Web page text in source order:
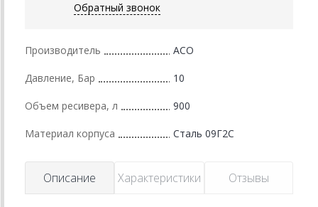
Обратный звонок
Производитель АСО
Давление, Бар 10
Объем ресивера, л 900
Материал корпуса Сталь 09Г2С
Описание Характеристики Отзывы